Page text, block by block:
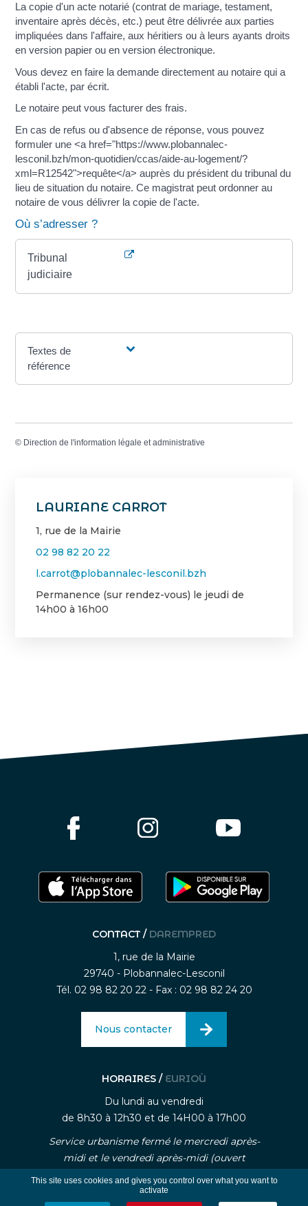
LAURIANE CARROT
1, rue de la Mairie
02 98 82 20 22
l.carrot@plobannalec-lesconil.bzh
Permanence (sur rendez-vous) le jeudi de
14h00 à 16h00
La copie d'un acte notarié (contrat de mariage, testament,
inventaire après décès, etc.) peut être délivrée aux parties
impliquées dans l'affaire, aux héritiers ou à leurs ayants droits
en version papier ou en version électronique.
Vous devez en faire la demande directement au notaire qui a
établi l'acte, par écrit.
Le notaire peut vous facturer des frais.
En cas de refus ou d'absence de réponse, vous pouvez
formuler une <a href="https://www.plobannalec-
lesconil.bzh/mon-quotidien/ccas/aide-au-logement/?
xml=R12542">requête</a> auprès du président du tribunal du
lieu de situation du notaire. Ce magistrat peut ordonner au
notaire de vous délivrer la copie de l'acte.
Où s’adresser ?
Tribunal
judiciaire
Textes de
référence
© Direction de l'information légale et administrative
CONTACT / DAREMPRED
1, rue de la Mairie
29740 - Plobannalec-Lesconil
Tél. 02 98 82 20 22 - Fax : 02 98 82 24 20
Nous contacter
HORAIRES / EURIOÙ
Du lundi au vendredi
de 8h30 à 12h30 et de 14H00 à 17h00
Service urbanisme fermé le mercredi après-
midi et le vendredi après-midi (ouvert
This site uses cookies and gives you control over what you want to
activate